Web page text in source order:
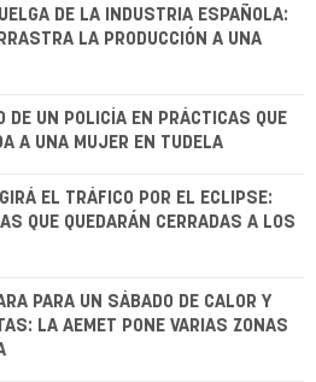
DE LA INDUSTRIA ESPAÑOLA:
LA PRODUCCIÓN A UNA
DE UN POLICÍA EN PRÁCTICAS QUE
A UNA MUJER EN TUDELA
EL TRÁFICO POR EL ECLIPSE:
QUE QUEDARÁN CERRADAS A LOS
PARA UN SÁBADO DE CALOR Y
LA AEMET PONE VARIAS ZONAS